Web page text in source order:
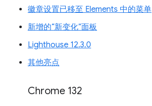
徽章设置已移至 Elements 中的菜单
新增的“新变化”面板
Lighthouse 12.3.0
其他亮点
Chrome 132